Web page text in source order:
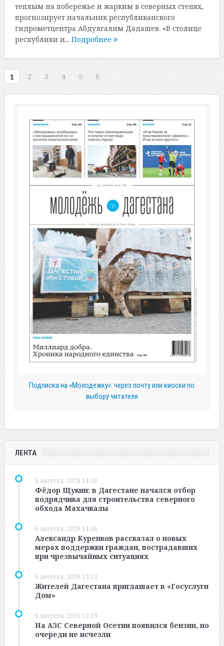
теплым на побережье и жарким в северных степях,
прогнозирует начальник республиканского
гидрометцентра Абдулгалим Дадашев. «В столице
республики и... Подробнее
1 2 3 4 5 6
Подписка на «Молодежку»: через почту или киоски по
выбору читателя
ЛЕНТА
6 августа, 2026 14:50
Фёдор Щукин: в Дагестане начался отбор
подрядчика для строительства северного
обхода Махачкалы
6 августа, 2026 14:46
Александр Куренков рассказал о новых
мерах поддержки граждан, пострадавших
при чрезвычайных ситуациях
6 августа, 2026 13:13
Жителей Дагестана приглашает в «Госуслуги
Дом»
6 августа, 2026 12:19
На АЗС Северной Осетии появился бензин, но
очереди не исчезли